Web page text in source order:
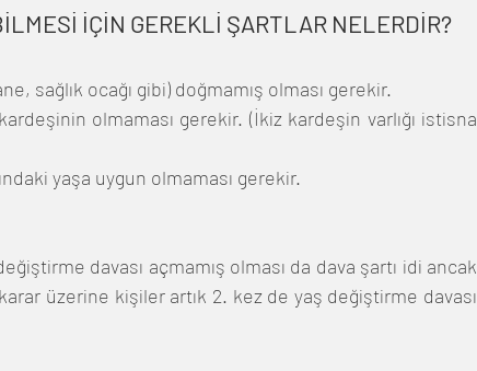
İÇİN GEREKLİ ŞARTLAR NELERDİR?
sağlık ocağı gibi) doğmamış olması gerekir.
olmaması gerekir. (İkiz kardeşin varlığı istisna
yaşa uygun olmaması gerekir.
davası açmamış olması da dava şartı idi ancak
üzerine kişiler artık 2. kez de yaş değiştirme davası